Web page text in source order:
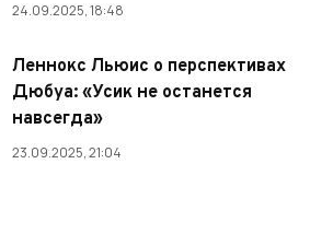
24.09.2025, 18:48
Леннокс Льюис о перспективах
Дюбуа: «Усик не останется
навсегда»
23.09.2025, 21:04